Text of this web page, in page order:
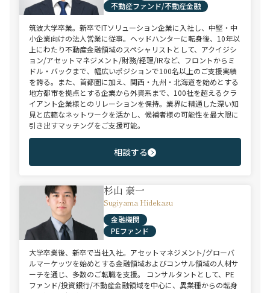
不動産ファンド/不動産金融
筑波大学卒業。新卒でITソリューション企業に入社し、中堅・中
小企業向けの法人営業に従事。ヘッドハンターに転身後、10年以
上にわたり不動産金融領域のスペシャリストとして、アクイジシ
ョン/アセットマネジメント/財務/経理/IRなど、フロントからミ
ドル・バックまで、幅広いポジションで100名以上のご支援実績
を誇る。また、首都圏に加え、関西・九州・北海道を始めとする
地方都市を拠点とする企業から外資系まで、100社を超えるクラ
イアント企業様とのリレーションを保持。業界に精通した深い知
見と広範なネットワークを活かし、候補者様の可能性を最大限に
引き出すマッチングをご支援可能。
相談する
杉山 豪一
Sugiyama Hidekazu
金融機関
PEファンド
大学卒業後、新卒で当社入社。アセットマネジメント/グローバ
ルマーケッツを始めとする金融領域およびコンサル領域の人材サ
ーチを通じ、多数のご転職を支援。 コンサルタントとして、PE
ファンド/投資銀行/不動産金融領域を中心に、異業種からの転身